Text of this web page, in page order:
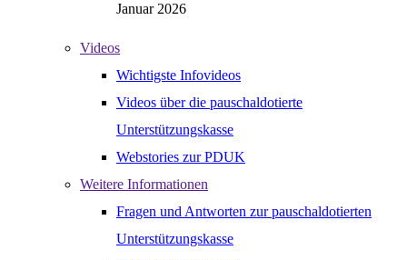
Januar 2026
Videos
Wichtigste Infovideos
Videos über die pauschaldotierte
Unterstützungskasse
Webstories zur PDUK
Weitere Informationen
Fragen und Antworten zur pauschaldotierten
Unterstützungskasse